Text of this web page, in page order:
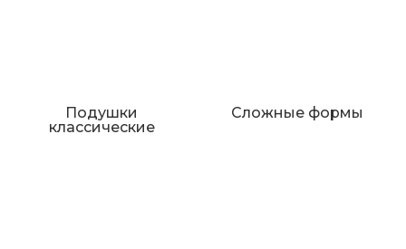
Подушки
классические
Сложные формы